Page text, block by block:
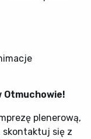
Otmuchowie!
plenerową,
skontaktuj się z